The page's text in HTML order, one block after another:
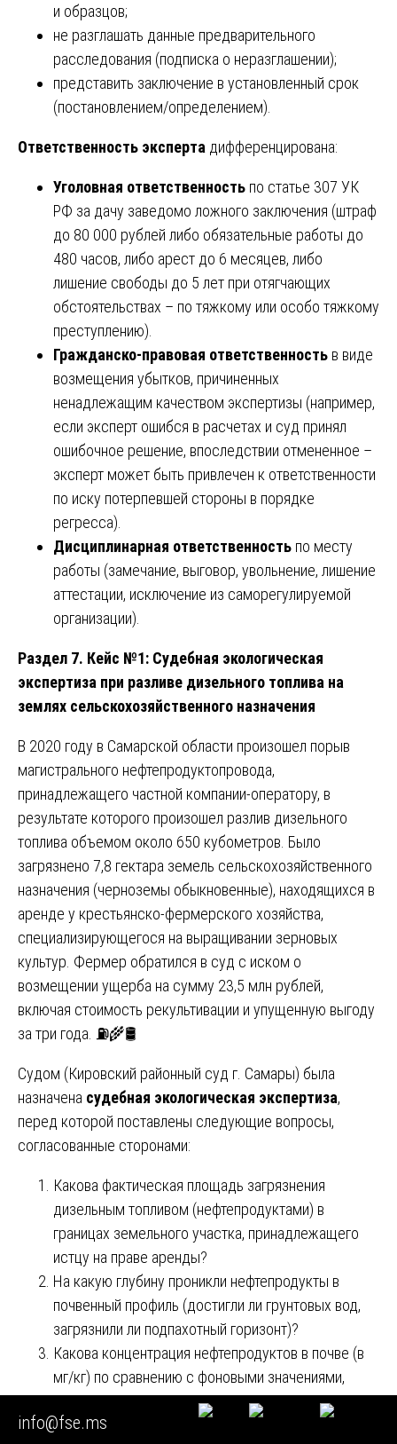
и образцов;
не разглашать данные предварительного
расследования (подписка о неразглашении);
представить заключение в установленный срок
(постановлением/определением).
Ответственность эксперта дифференцирована:
Уголовная ответственность по статье 307 УК
РФ за дачу заведомо ложного заключения (штраф
до 80 000 рублей либо обязательные работы до
480 часов, либо арест до 6 месяцев, либо
лишение свободы до 5 лет при отягчающих
обстоятельствах – по тяжкому или особо тяжкому
преступлению).
Гражданско-правовая ответственность в виде
возмещения убытков, причиненных
ненадлежащим качеством экспертизы (например,
если эксперт ошибся в расчетах и суд принял
ошибочное решение, впоследствии отмененное –
эксперт может быть привлечен к ответственности
по иску потерпевшей стороны в порядке
регресса).
Дисциплинарная ответственность по месту
работы (замечание, выговор, увольнение, лишение
аттестации, исключение из саморегулируемой
организации).
Раздел 7. Кейс №1: Судебная экологическая
экспертиза при разливе дизельного топлива на
землях сельскохозяйственного назначения
В 2020 году в Самарской области произошел порыв
магистрального нефтепродуктопровода,
принадлежащего частной компании-оператору, в
результате которого произошел разлив дизельного
топлива объемом около 650 кубометров. Было
загрязнено 7,8 гектара земель сельскохозяйственного
назначения (черноземы обыкновенные), находящихся в
аренде у крестьянско-фермерского хозяйства,
специализирующегося на выращивании зерновых
культур. Фермер обратился в суд с иском о
возмещении ущерба на сумму 23,5 млн рублей,
включая стоимость рекультивации и упущенную выгоду
за три года. ⛽🌾🛢️
Судом (Кировский районный суд г. Самары) была
назначена судебная экологическая экспертиза,
перед которой поставлены следующие вопросы,
согласованные сторонами:
Какова фактическая площадь загрязнения
дизельным топливом (нефтепродуктами) в
границах земельного участка, принадлежащего
истцу на праве аренды?
На какую глубину проникли нефтепродукты в
почвенный профиль (достигли ли грунтовых вод,
загрязнили ли подпахотный горизонт)?
Какова концентрация нефтепродуктов в почве (в
мг/кг) по сравнению с фоновыми значениями,
установленными для данного типа почв?
Относится ли загрязненная почва к категории
info@fse.ms